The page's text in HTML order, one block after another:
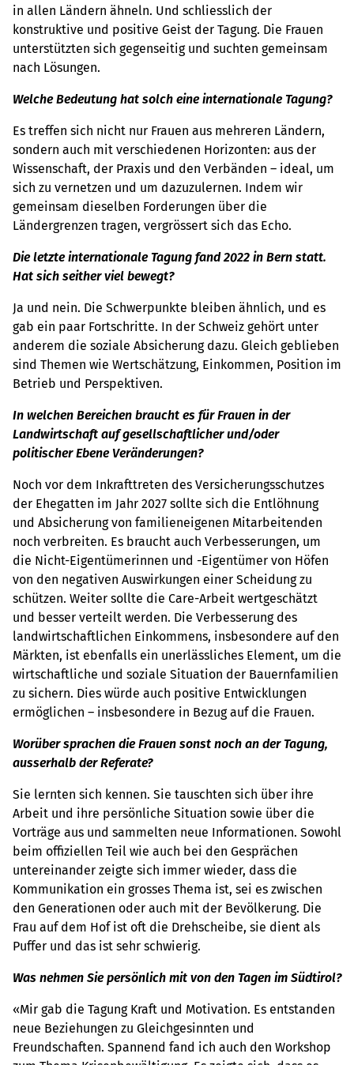
in allen Ländern ähneln. Und schliesslich der
konstruktive und positive Geist der Tagung. Die Frauen
unterstützten sich gegenseitig und suchten gemeinsam
nach Lösungen.
Welche Bedeutung hat solch eine internationale Tagung?
Es treffen sich nicht nur Frauen aus mehreren Ländern,
sondern auch mit verschiedenen Horizonten: aus der
Wissenschaft, der Praxis und den Verbänden – ideal, um
sich zu vernetzen und um dazuzulernen. Indem wir
gemeinsam dieselben Forderungen über die
Ländergrenzen tragen, vergrössert sich das Echo.
Die letzte internationale Tagung fand 2022 in Bern statt.
Hat sich seither viel bewegt?
Ja und nein. Die Schwerpunkte bleiben ähnlich, und es
gab ein paar Fortschritte. In der Schweiz gehört unter
anderem die soziale Absicherung dazu. Gleich geblieben
sind Themen wie Wertschätzung, Einkommen, Position im
Betrieb und Perspektiven.
In welchen Bereichen braucht es für Frauen in der
Landwirtschaft auf gesellschaftlicher und/oder
politischer Ebene Veränderungen?
Noch vor dem Inkrafttreten des Versicherungsschutzes
der Ehegatten im Jahr 2027 sollte sich die Entlöhnung
und Absicherung von familieneigenen Mitarbeitenden
noch verbreiten. Es braucht auch Verbesserungen, um
die Nicht-Eigentümerinnen und -Eigentümer von Höfen
von den negativen Auswirkungen einer Scheidung zu
schützen. Weiter sollte die Care-Arbeit wertgeschätzt
und besser verteilt werden. Die Verbesserung des
landwirtschaftlichen Einkommens, insbesondere auf den
Märkten, ist ebenfalls ein unerlässliches Element, um die
wirtschaftliche und soziale Situation der Bauernfamilien
zu sichern. Dies würde auch positive Entwicklungen
ermöglichen – insbesondere in Bezug auf die Frauen.
Worüber sprachen die Frauen sonst noch an der Tagung,
ausserhalb der Referate?
Sie lernten sich kennen. Sie tauschten sich über ihre
Arbeit und ihre persönliche Situation sowie über die
Vorträge aus und sammelten neue Informationen. Sowohl
beim offiziellen Teil wie auch bei den Gesprächen
untereinander zeigte sich immer wieder, dass die
Kommunikation ein grosses Thema ist, sei es zwischen
den Generationen oder auch mit der Bevölkerung. Die
Frau auf dem Hof ist oft die Drehscheibe, sie dient als
Puffer und das ist sehr schwierig.
Was nehmen Sie persönlich mit von den Tagen im Südtirol?
«Mir gab die Tagung Kraft und Motivation. Es entstanden
neue Beziehungen zu Gleichgesinnten und
Freundschaften. Spannend fand ich auch den Workshop